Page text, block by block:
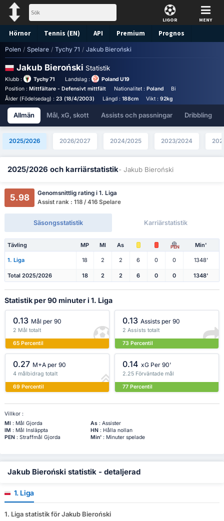
LIGOR MENY
Hörnor Tennis (EN) API Premium Prognos
Polen / Spelare / Tychy 71 / Jakub Bieroński
Jakub Bieroński Statistik
Klubb : Tychy 71 Landslag :
Poland U19
Position : Mittfältare - Defensivt mittfält Nationalitet : Poland Birthplace :
Ålder (Födelsedag) : 23 (18/4/2003) Längd : 188cm Vikt :92kg
Allmän Mål, xG, skott Assists och passningar Dribbling
2025/2026 2026/2027 2024/2025 2023/2024
2025/2026 och karriärstatistik- Jakub Bieroński
5.98
Genomsnittlig rating i 1. Liga
Assist rank : 118 / 416 Spelare
Säsongsstatistik Karriärstatistik
Tävling MP Ml As PEN Min'
1. Liga 18 2 2 6 0 0 1348'
Total 2025/2026 18 2 2 6 0 0 1348'
Statistik per 90 minuter i 1. Liga
0.13 Mål per 90
2 Mål totalt
65 Percentil
0.13 Assists per 90
2 Assists totalt
73 Percentil
0.27 M+A per 90
4 målbidrag totalt
69 Percentil
0.14 xG Per 90'
2.25 Förväntade mål
77 Percentil
Villkor :
Ml : Mål Gjorda As: Assister
IM : Mål Insläppta HN: Hålla nollan
PEN: Straffmål Gjorda Min': Minuter spelade
Jakub Bieroński statistik - detaljerad
1. Liga
1. Liga statistik för Jakub Bieroński